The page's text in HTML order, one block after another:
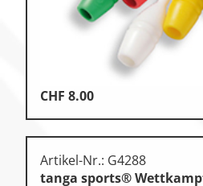
CHF 8.00
Artikel-Nr.: G4288
tanga sports®